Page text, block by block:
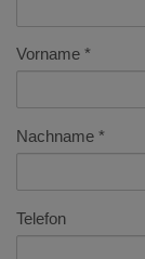
Vorname
Nachname
Telefon